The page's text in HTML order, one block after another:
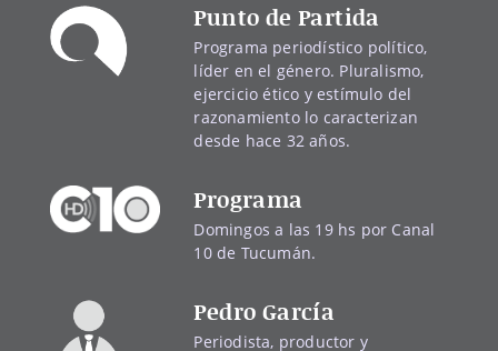
Punto de Partida
Programa periodístico político,
líder en el género. Pluralismo,
ejercicio ético y estímulo del
razonamiento lo caracterizan
desde hace 32 años.
Programa
Domingos a las 19 hs por Canal
10 de Tucumán.
Pedro García
Periodista, productor y